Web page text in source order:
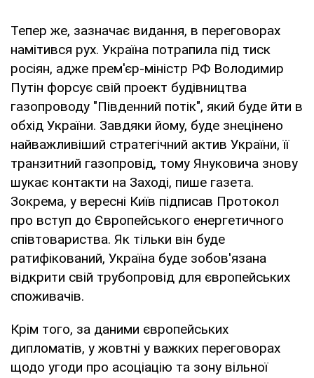
Тепер же, зазначає видання, в переговорах
намітився рух. Україна потрапила під тиск
росіян, адже прем'єр-міністр РФ Володимир
Путін форсує свій проект будівництва
газопроводу "Південний потік", який буде йти в
обхід України. Завдяки йому, буде знецінено
найважливіший стратегічний актив України, її
транзитний газопровід, тому Януковича знову
шукає контакти на Заході, пише газета.
Зокрема, у вересні Київ підписав Протокол
про вступ до Європейського енергетичного
співтовариства. Як тільки він буде
ратифікований, Україна буде зобов'язана
відкрити свій трубопровід для європейських
споживачів.
Крім того, за даними європейських
дипломатів, у жовтні у важких переговорах
щодо угоди про асоціацію та зону вільної